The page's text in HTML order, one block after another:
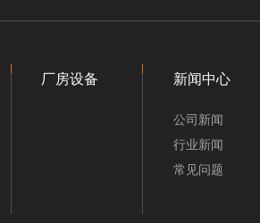
找不到任何内容
厂房设备 新闻中心
公司新闻
行业新闻
常见问题